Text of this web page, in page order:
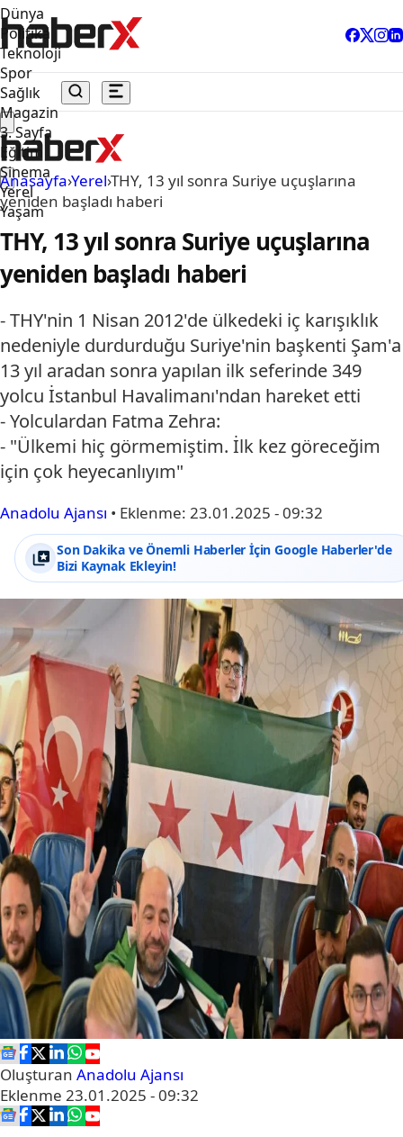
Dünya
Politika
Teknoloji
Spor
Sağlık
Magazin
3. Sayfa
Eğitim
Sinema
Yerel
Yaşam
Anasayfa›Yerel›THY, 13 yıl sonra Suriye uçuşlarına
yeniden başladı haberi
THY, 13 yıl sonra Suriye uçuşlarına
yeniden başladı haberi
- THY'nin 1 Nisan 2012'de ülkedeki iç karışıklık
nedeniyle durdurduğu Suriye'nin başkenti Şam'a
13 yıl aradan sonra yapılan ilk seferinde 349
yolcu İstanbul Havalimanı'ndan hareket etti
- Yolculardan Fatma Zehra:
- "Ülkemi hiç görmemiştim. İlk kez göreceğim
için çok heyecanlıyım"
Anadolu Ajansı • Eklenme: 23.01.2025 - 09:32
Son Dakika ve Önemli Haberler İçin Google Haberler'de
Bizi Kaynak Ekleyin!
Oluşturan Anadolu Ajansı
Eklenme 23.01.2025 - 09:32